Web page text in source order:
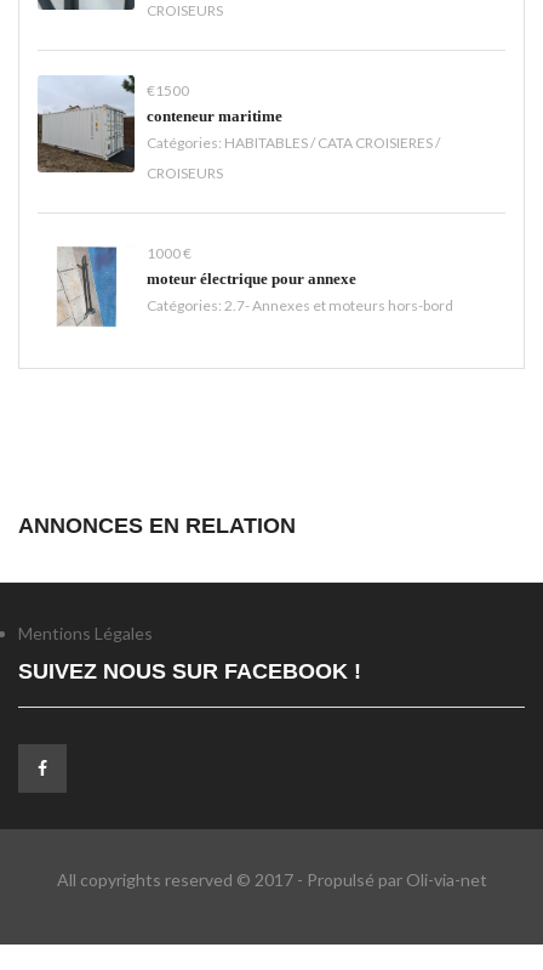
CROISEURS
€1500
conteneur maritime
Catégories: HABITABLES / CATA CROISIERES /
CROISEURS
1000 €
moteur électrique pour annexe
Catégories: 2.7- Annexes et moteurs hors-bord
ANNONCES EN RELATION
Mentions Légales
SUIVEZ NOUS SUR FACEBOOK !
All copyrights reserved © 2017 - Propulsé par Oli-via-net